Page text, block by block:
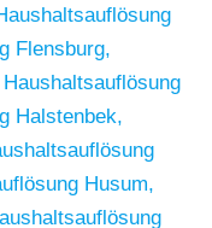
Flensburg,
Haushaltsauflösung
Halstenbek,
Husum,